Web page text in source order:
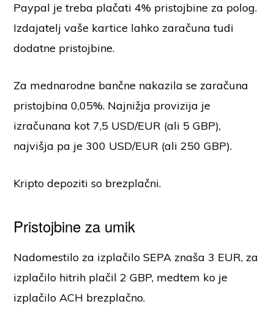
Paypal je treba plačati 4% pristojbine za polog.
Izdajatelj vaše kartice lahko zaračuna tudi
dodatne pristojbine.
Za mednarodne bančne nakazila se zaračuna
pristojbina 0,05%. Najnižja provizija je
izračunana kot 7,5 USD/EUR (ali 5 GBP),
najvišja pa je 300 USD/EUR (ali 250 GBP).
Kripto depoziti so brezplačni.
Pristojbine za umik
Nadomestilo za izplačilo SEPA znaša 3 EUR, za
izplačilo hitrih plačil 2 GBP, medtem ko je
izplačilo ACH brezplačno.